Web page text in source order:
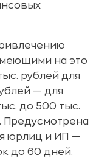
на это
рублей для
— для
до 500 тыс.
Предусмотрена
юрлиц и ИП —
до 60 дней.